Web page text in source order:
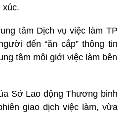
xúc.
tâm Dịch vụ việc làm TP
đến “ăn cắp” thông tin
tâm môi giới việc làm bên
Sở Lao động Thương binh
giao dịch việc làm, vừa